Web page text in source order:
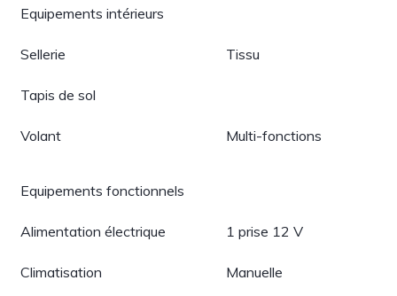
Equipements intérieurs
Sellerie Tissu
Tapis de sol
Volant Multi-fonctions
Equipements fonctionnels
Alimentation électrique 1 prise 12 V
Climatisation Manuelle